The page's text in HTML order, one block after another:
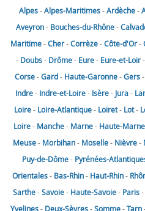
Alpes-Alpes-Maritimes-Ardèche-
Aveyron- Bouches-du-Rhône-
Maritime-Cher-Corrèze-Côte-d'Or-
- Doubs- Drôme- Eure- Eure-et-Loir-
Corse-Gard- Haute-Garonne-Gers-
Indre- Indre-et-Loire- Isère- Jura-
Loire- Loire-Atlantique- Loiret- Lot-
Loire- Manche- Marne- Haute-Marne
Meuse- Morbihan- Moselle- Nièvre-
Puy-de-Dôme- Pyrénées-
Orientales- Bas-Rhin- Haut-Rhin-
Sarthe-Savoie- Haute-Savoie- Paris-
Yvelines- Deux-Sèvres-Somme-Tarn